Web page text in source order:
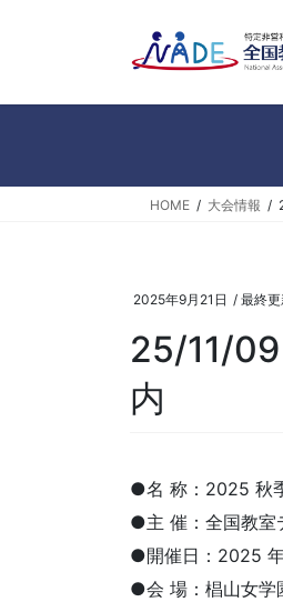
HOME 大会情報
2025年9月21日 / 最終
25/11/
内
●名 称：2025 秋
●主 催：全国教室
●開催日：2025 年
●会 場：椙山女学